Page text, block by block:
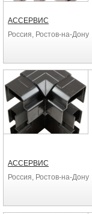
АССЕРВИС
Россия, Ростов-на-Дону
АССЕРВИС
Россия, Ростов-на-Дону